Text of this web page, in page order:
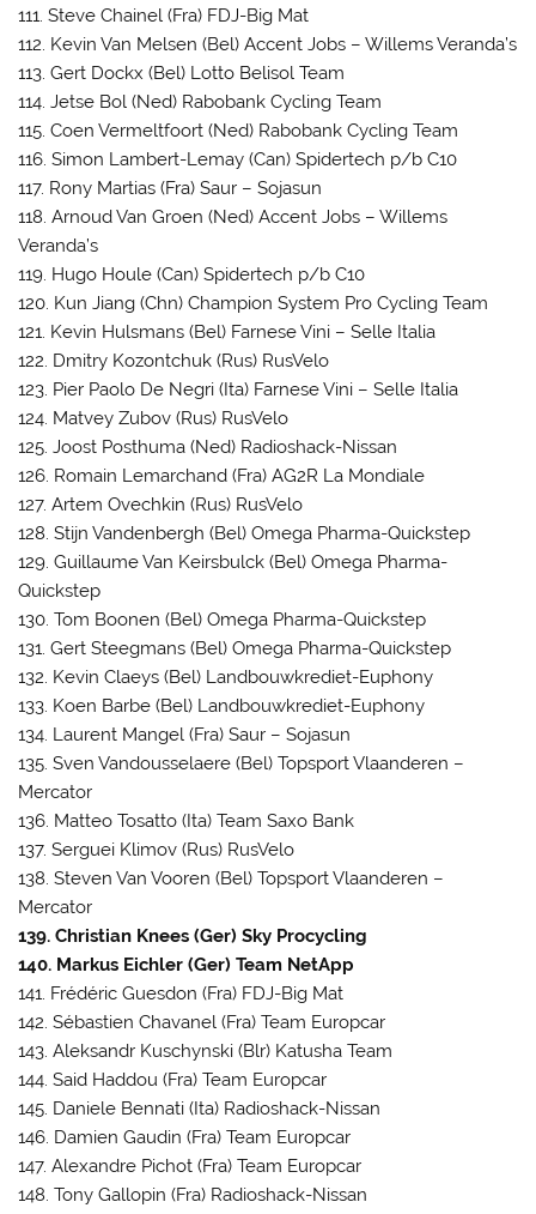
111. Steve Chainel (Fra) FDJ-Big Mat
112. Kevin Van Melsen (Bel) Accent Jobs – Willems Veranda’s
113. Gert Dockx (Bel) Lotto Belisol Team
114. Jetse Bol (Ned) Rabobank Cycling Team
115. Coen Vermeltfoort (Ned) Rabobank Cycling Team
116. Simon Lambert-Lemay (Can) Spidertech p/b C10
117. Rony Martias (Fra) Saur – Sojasun
118. Arnoud Van Groen (Ned) Accent Jobs – Willems
Veranda’s
119. Hugo Houle (Can) Spidertech p/b C10
120. Kun Jiang (Chn) Champion System Pro Cycling Team
121. Kevin Hulsmans (Bel) Farnese Vini – Selle Italia
122. Dmitry Kozontchuk (Rus) RusVelo
123. Pier Paolo De Negri (Ita) Farnese Vini – Selle Italia
124. Matvey Zubov (Rus) RusVelo
125. Joost Posthuma (Ned) Radioshack-Nissan
126. Romain Lemarchand (Fra) AG2R La Mondiale
127. Artem Ovechkin (Rus) RusVelo
128. Stijn Vandenbergh (Bel) Omega Pharma-Quickstep
129. Guillaume Van Keirsbulck (Bel) Omega Pharma-
Quickstep
130. Tom Boonen (Bel) Omega Pharma-Quickstep
131. Gert Steegmans (Bel) Omega Pharma-Quickstep
132. Kevin Claeys (Bel) Landbouwkrediet-Euphony
133. Koen Barbe (Bel) Landbouwkrediet-Euphony
134. Laurent Mangel (Fra) Saur – Sojasun
135. Sven Vandousselaere (Bel) Topsport Vlaanderen –
Mercator
136. Matteo Tosatto (Ita) Team Saxo Bank
137. Serguei Klimov (Rus) RusVelo
138. Steven Van Vooren (Bel) Topsport Vlaanderen –
Mercator
139. Christian Knees (Ger) Sky Procycling
140. Markus Eichler (Ger) Team NetApp
141. Frédéric Guesdon (Fra) FDJ-Big Mat
142. Sébastien Chavanel (Fra) Team Europcar
143. Aleksandr Kuschynski (Blr) Katusha Team
144. Said Haddou (Fra) Team Europcar
145. Daniele Bennati (Ita) Radioshack-Nissan
146. Damien Gaudin (Fra) Team Europcar
147. Alexandre Pichot (Fra) Team Europcar
148. Tony Gallopin (Fra) Radioshack-Nissan